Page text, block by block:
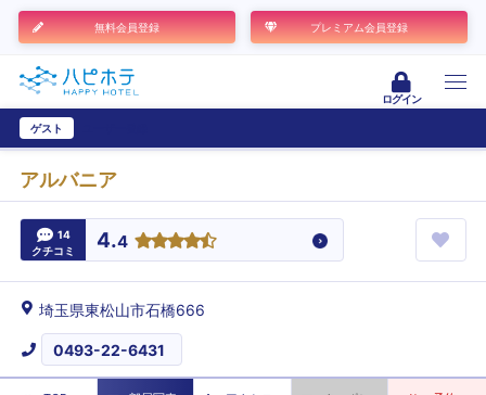
無料会員登録 プレミアム会員登録
ログイン
ゲスト
アルバニア
14
クチコミ
4.4
埼玉県東松山市石橋666
0493-22-6431